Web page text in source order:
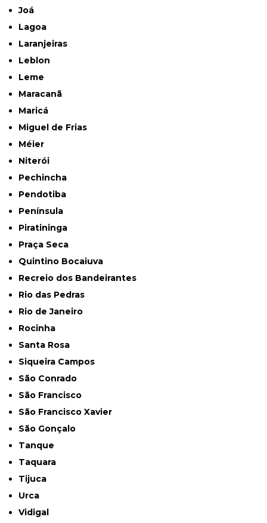
Joá
Lagoa
Laranjeiras
Leblon
Leme
Maracanã
Maricá
Miguel de Frias
Méier
Niterói
Pechincha
Pendotiba
Península
Piratininga
Praça Seca
Quintino Bocaiuva
Recreio dos Bandeirantes
Rio das Pedras
Rio de Janeiro
Rocinha
Santa Rosa
Siqueira Campos
São Conrado
São Francisco
São Francisco Xavier
São Gonçalo
Tanque
Taquara
Tijuca
Urca
Vidigal